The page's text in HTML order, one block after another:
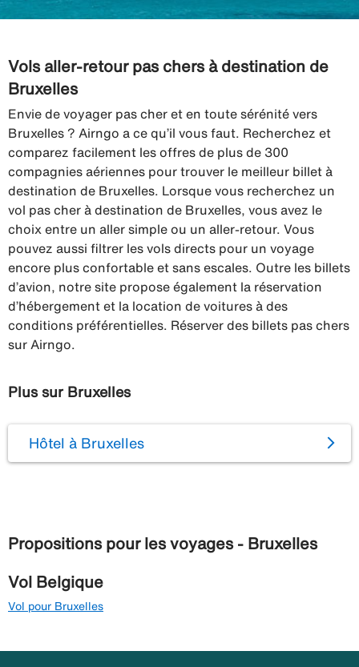
Vols aller-retour pas chers à destination de
Bruxelles
Envie de voyager pas cher et en toute sérénité vers
Bruxelles ? Airngo a ce qu’il vous faut. Recherchez et
comparez facilement les offres de plus de 300
compagnies aériennes pour trouver le meilleur billet à
destination de Bruxelles. Lorsque vous recherchez un
vol pas cher à destination de Bruxelles, vous avez le
choix entre un aller simple ou un aller-retour. Vous
pouvez aussi filtrer les vols directs pour un voyage
encore plus confortable et sans escales. Outre les billets
d’avion, notre site propose également la réservation
d’hébergement et la location de voitures à des
conditions préférentielles. Réserver des billets pas chers
sur Airngo.
Plus sur Bruxelles
Hôtel à Bruxelles
Propositions pour les voyages - Bruxelles
Vol Belgique
Vol pour Bruxelles